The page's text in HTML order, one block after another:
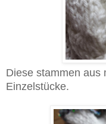
Diese stammen aus
Einzelstücke.